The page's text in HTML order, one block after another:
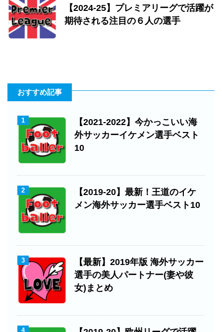
【2024-25】プレミアリーグで活躍が
期待される注目の６人の選手
おすすめ記事
1
【2021-2022】今かっこいい海
外サッカーイケメン選手ベスト
10
2
【2019-20】最新！王道のイケ
メン海外サッカー選手ベスト10
3
【最新】2019年版 海外サッカー
選手の美人パートナー(妻や彼
女)まとめ
4